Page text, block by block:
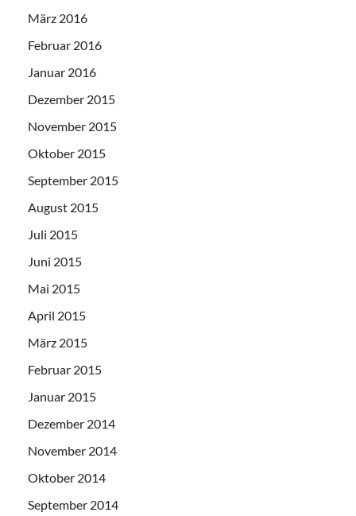
März 2016
Februar 2016
Januar 2016
Dezember 2015
November 2015
Oktober 2015
September 2015
August 2015
Juli 2015
Juni 2015
Mai 2015
April 2015
März 2015
Februar 2015
Januar 2015
Dezember 2014
November 2014
Oktober 2014
September 2014